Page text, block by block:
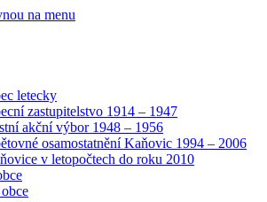
na menu
letecky
zastupitelstvo 1914 – 1947
akční výbor 1948 – 1956
osamostatnění Kaňovic 1994 – 2006
v letopočtech do roku 2010